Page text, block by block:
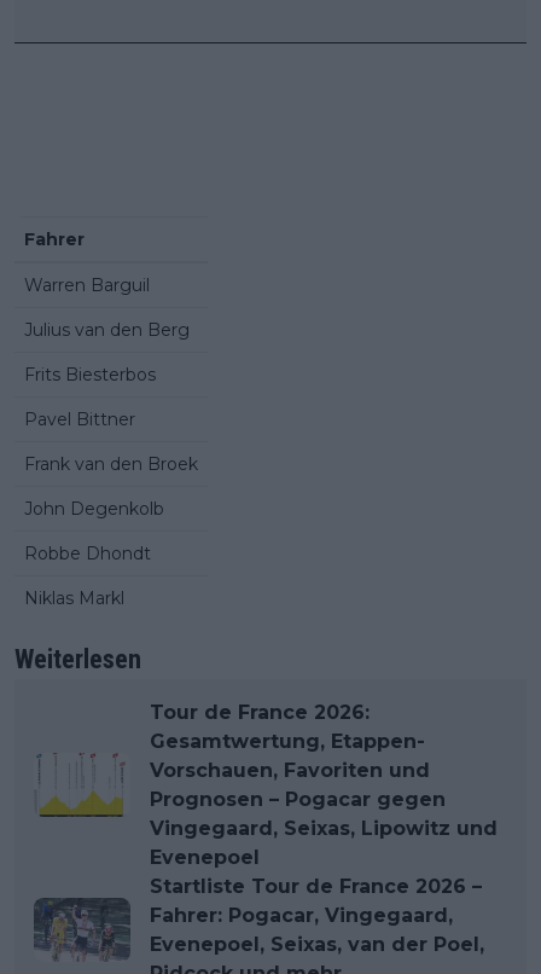
Fahrer
Warren Barguil
Julius van den Berg
Frits Biesterbos
Pavel Bittner
Frank van den Broek
John Degenkolb
Robbe Dhondt
Niklas Markl
Weiterlesen
Tour de France 2026:
Gesamtwertung, Etappen-
Vorschauen, Favoriten und
Prognosen – Pogacar gegen
Vingegaard, Seixas, Lipowitz und
Evenepoel
Startliste Tour de France 2026 –
Fahrer: Pogacar, Vingegaard,
Evenepoel, Seixas, van der Poel,